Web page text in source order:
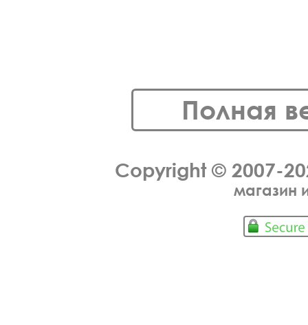
Полная
Copyright © 2007-
магазин